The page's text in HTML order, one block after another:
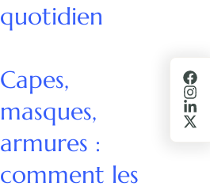
quotidien
Capes,
masques,
armures :
comment les